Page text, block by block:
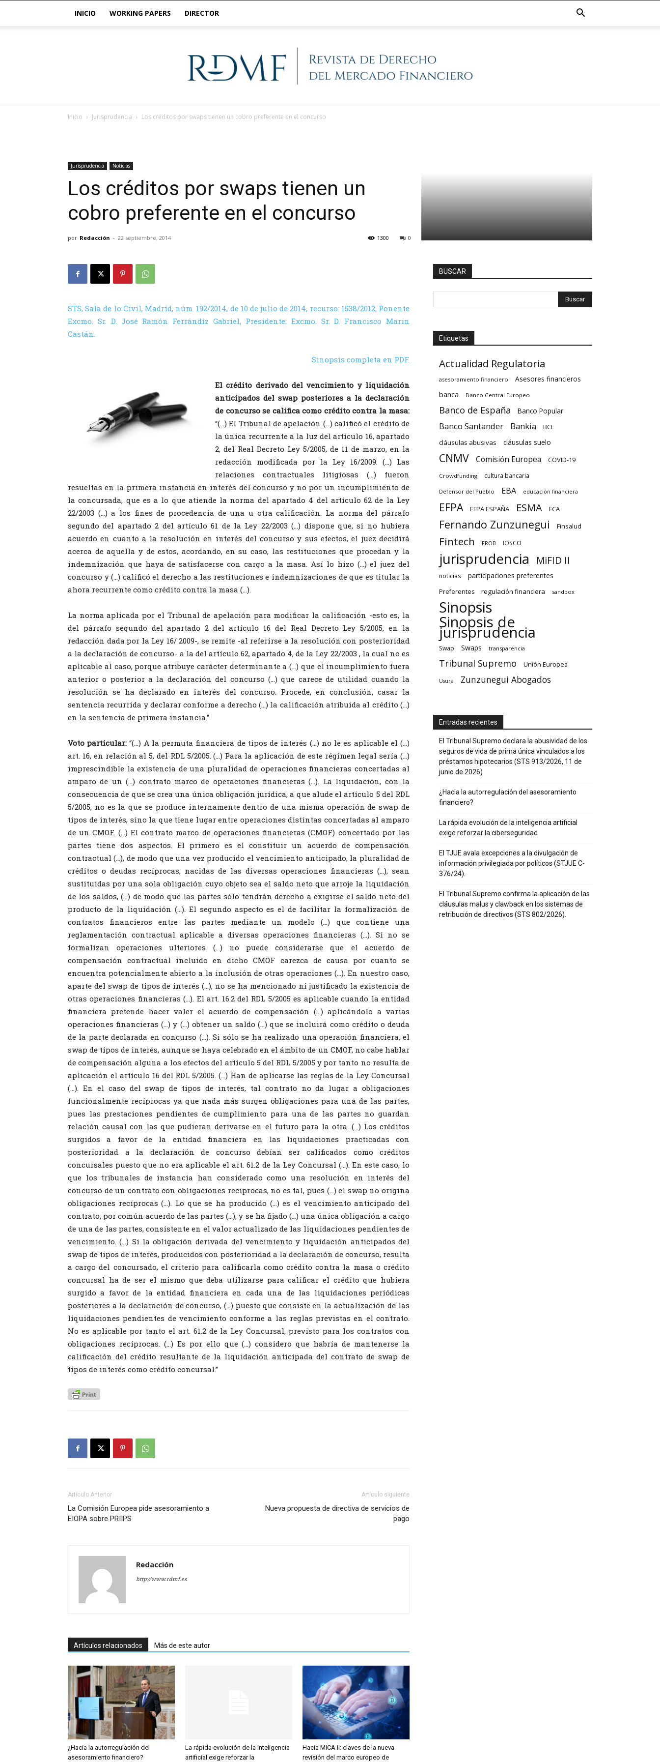
INICIO WORKING PAPERS DIRECTOR
Inicio Jurisprudencia Los créditos por swaps tienen un cobro preferente en el concurso
Jurisprudencia Noticias
Los créditos por swaps tienen un
cobro preferente en el concurso
por Redacción - 22 septiembre, 2014 0
1300
STS, Sala de lo Civil, Madrid, núm. 192/2014, de 10 de julio de 2014, recurso: 1538/2012, Ponente
Excmo. Sr. D. José Ramón Ferrándiz Gabriel, Presidente: Excmo. Sr. D. Francisco Marín
Castán.
Sinopsis completa en PDF.
El crédito derivado del vencimiento y liquidación
anticipados del swap posteriores a la declaración
de concurso se califica como crédito contra la masa:
“(…) El Tribunal de apelación (…) calificó el crédito de
la única recurrente a la luz del artículo 16, apartado
2, del Real Decreto Ley 5/2005, de 11 de marzo, en la
redacción modificada por la Ley 16/2009. (…) Las
relaciones contractuales litigiosas (…) fueron
resueltas en la primera instancia en interés del concurso y no por un incumplimiento de
la concursada, que es a lo que atiende la norma del apartado 4 del artículo 62 de la Ley
22/2003 (…) a los fines de procedencia de una u otra calificación. La norma del párrafo
segundo del apartado 2 del artículo 61 de la Ley 22/2003 (…) dispone que, si no hubiera
acuerdo en cuanto a la resolución en interés del concurso y sus efectos, el juez decidirá
acerca de aquella y de estos, acordando, en su caso, las restituciones que procedan y la
indemnización que haya de satisfacerse con cargo a la masa. Así lo hizo (…) el juez del
concurso y (…) calificó el derecho a las restituciones e indemnizaciones de que es titular la
ahora recurrente como crédito contra la masa (…).
La norma aplicada por el Tribunal de apelación para modificar la calificación -esto es, la
del párrafo segundo del apartado 2 del artículo 16 del Real Decreto Ley 5/2005, en la
redacción dada por la Ley 16/ 2009-, se remite -al referirse a la resolución con posterioridad
a la declaración de concurso- a la del artículo 62, apartado 4, de la Ley 22/2003 , la cual no es
aplicable al caso, porque atribuye carácter determinante a (…) que el incumplimiento fuera
anterior o posterior a la declaración del concurso (…) que carece de utilidad cuando la
resolución se ha declarado en interés del concurso. Procede, en conclusión, casar la
sentencia recurrida y declarar conforme a derecho (…) la calificación atribuida al crédito (…)
en la sentencia de primera instancia.”
Voto particular: “(…) A la permuta financiera de tipos de interés (…) no le es aplicable el (…)
art. 16, en relación al 5, del RDL 5/2005. (…) Para la aplicación de este régimen legal sería (…)
imprescindible la existencia de una pluralidad de operaciones financieras concertadas al
amparo de un (…) contrato marco de operaciones financieras (…). La liquidación, con la
consecuencia de que se crea una única obligación jurídica, a que alude el artículo 5 del RDL
5/2005, no es la que se produce internamente dentro de una misma operación de swap de
tipos de interés, sino la que tiene lugar entre operaciones distintas concertadas al amparo
de un CMOF. (…) El contrato marco de operaciones financieras (CMOF) concertado por las
partes tiene dos aspectos. El primero es el constituir un acuerdo de compensación
contractual (…), de modo que una vez producido el vencimiento anticipado, la pluralidad de
créditos o deudas recíprocas, nacidas de las diversas operaciones financieras (…), sean
sustituidas por una sola obligación cuyo objeto sea el saldo neto que arroje la liquidación
de los saldos, (…) de modo que las partes sólo tendrán derecho a exigirse el saldo neto del
producto de la liquidación (…). El segundo aspecto es el de facilitar la formalización de
contratos financieros entre las partes mediante un modelo (…) que contiene una
reglamentación contractual aplicable a diversas operaciones financieras (…). Si no se
formalizan operaciones ulteriores (…) no puede considerarse que el acuerdo de
compensación contractual incluido en dicho CMOF carezca de causa por cuanto se
encuentra potencialmente abierto a la inclusión de otras operaciones (…). En nuestro caso,
aparte del swap de tipos de interés (…), no se ha mencionado ni justificado la existencia de
otras operaciones financieras (…). El art. 16.2 del RDL 5/2005 es aplicable cuando la entidad
financiera pretende hacer valer el acuerdo de compensación (…) aplicándolo a varias
operaciones financieras (…) y (…) obtener un saldo (…) que se incluirá como crédito o deuda
de la parte declarada en concurso (…). Si sólo se ha realizado una operación financiera, el
swap de tipos de interés, aunque se haya celebrado en el ámbito de un CMOF, no cabe hablar
de compensación alguna a los efectos del artículo 5 del RDL 5/2005 y por tanto no resulta de
aplicación el artículo 16 del RDL 5/2005. (…) Han de aplicarse las reglas de la Ley Concursal
(…). En el caso del swap de tipos de interés, tal contrato no da lugar a obligaciones
funcionalmente recíprocas ya que nada más surgen obligaciones para una de las partes,
pues las prestaciones pendientes de cumplimiento para una de las partes no guardan
relación causal con las que pudieran derivarse en el futuro para la otra. (…) Los créditos
surgidos a favor de la entidad financiera en las liquidaciones practicadas con
posterioridad a la declaración de concurso debían ser calificados como créditos
concursales puesto que no era aplicable el art. 61.2 de la Ley Concursal (…). En este caso, lo
que los tribunales de instancia han considerado como una resolución en interés del
concurso de un contrato con obligaciones recíprocas, no es tal, pues (…) el swap no origina
obligaciones recíprocas (…). Lo que se ha producido (…) es el vencimiento anticipado del
contrato, por común acuerdo de las partes (…), y se ha fijado (…) una única obligación a cargo
de una de las partes, consistente en el valor actualizado de las liquidaciones pendientes de
vencimiento. (…) Si la obligación derivada del vencimiento y liquidación anticipados del
swap de tipos de interés, producidos con posterioridad a la declaración de concurso, resulta
a cargo del concursado, el criterio para calificarla como crédito contra la masa o crédito
concursal ha de ser el mismo que deba utilizarse para calificar el crédito que hubiera
surgido a favor de la entidad financiera en cada una de las liquidaciones periódicas
posteriores a la declaración de concurso, (…) puesto que consiste en la actualización de las
liquidaciones pendientes de vencimiento conforme a las reglas previstas en el contrato.
No es aplicable por tanto el art. 61.2 de la Ley Concursal, previsto para los contratos con
obligaciones recíprocas. (…) Es por ello que (…) considero que habría de mantenerse la
calificación del crédito resultante de la liquidación anticipada del contrato de swap de
tipos de interés como crédito concursal.”
Artículo Anterior
La Comisión Europea pide asesoramiento a
EIOPA sobre PRIIPS
Artículo siguiente
Nueva propuesta de directiva de servicios de
pago
Redacción
http://www.rdmf.es
Artículos relacionados Más de este autor
¿Hacia la autorregulación del
asesoramiento financiero?
La rápida evolución de la inteligencia
artificial exige reforzar la
Hacia MiCA II: claves de la nueva
revisión del marco europeo de
BUSCAR
Etiquetas
Actualidad Regulatoria
asesoramiento financiero Asesores financieros
banca Banco Central Europeo
Banco de España Banco Popular
Banco Santander Bankia BCE
cláusulas abusivas cláusulas suelo
CNMV Comisión Europea COVID-19
Crowdfunding cultura bancaria
Defensor del Pueblo EBA educación financiera
EFPA EFPA ESPAÑA ESMA FCA
Fernando Zunzunegui Finsalud
Fintech FROB IOSCO
jurisprudencia MiFID II
noticias participaciones preferentes
Preferentes regulación financiera sandbox
Sinopsis
Sinopsis de
jurisprudencia
Swap Swaps transparencia
Tribunal Supremo Unión Europea
Usura Zunzunegui Abogados
Entradas recientes
El Tribunal Supremo declara la abusividad de los
seguros de vida de prima única vinculados a los
préstamos hipotecarios (STS 913/2026, 11 de
junio de 2026)
¿Hacia la autorregulación del asesoramiento
financiero?
La rápida evolución de la inteligencia artificial
exige reforzar la ciberseguridad
El TJUE avala excepciones a la divulgación de
información privilegiada por políticos (STJUE C-
376/24).
El Tribunal Supremo confirma la aplicación de las
cláusulas malus y clawback en los sistemas de
retribución de directivos (STS 802/2026).